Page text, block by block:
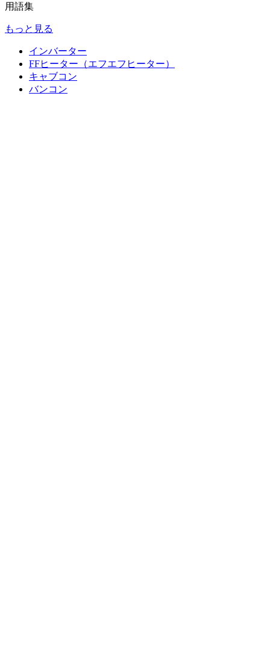
用語集
もっと見る
インバーター
FFヒーター（エフエフヒーター）
キャブコン
バンコン